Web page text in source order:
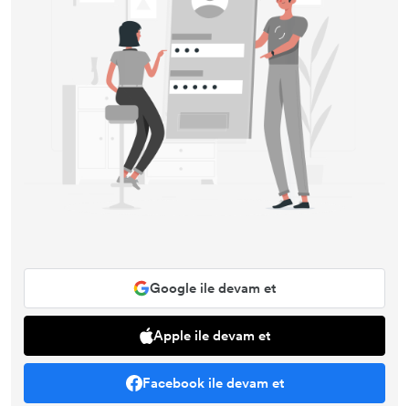
Google ile devam et
Apple ile devam et
Facebook ile devam et